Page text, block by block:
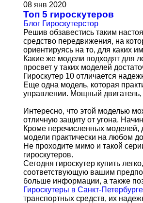
08 янв 2020
Топ 5 гироскутеров
Блог Гироскутерстор
Решив обзавестись таким
средство передвижения, на
ориентируясь на то, для каких
Какие же модели подходят для
просвет у таких моделей
Гироскутер 10 отличается
Еще одна модель, которая
управлении. Мощный двигатель,
Интересно, что этой моделью
отличную защиту от угона.
Кроме перечисленных моделей,
модели практически на любом
Не проходите мимо и такой
гироскутеров.
Сегодня гироскутер купить
соответствующую вашим
больше информации, а также
Гироскутеры в Санкт-Петербурге
транспортных средств, их